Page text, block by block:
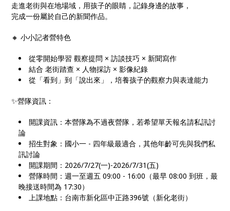
走進老街與在地場域，用孩子的眼睛，記錄身邊的故事，
完成一份屬於自己的新聞作品。
🔸 小小記者營特色
從零開始學習 觀察提問 × 訪談技巧 × 新聞寫作
結合 老街踏查 × 人物採訪 × 影像紀錄
從「看到」到「說出來」，培養孩子的觀察力與表達能力
✨營隊資訊：
開課資訊：本營隊為不過夜營隊，若希望單天報名請私訊討
論
招生對象：國小一 - 四年級最適合，其他年齡可先與我們私
訊討論
開課期間：2026/7/27(一)-2026/7/31(五)
營隊時間：週一至週五 09:00 - 16:00（最早 08:00 到班，最
晚接送時間為 17:30）
上課地點：台南市新化區中正路396號（新化老街）